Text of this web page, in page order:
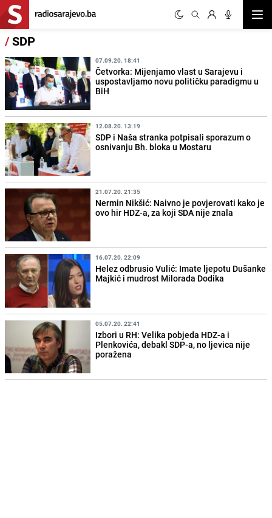
/SDP
07.09.20. 18:41
Četvorka: Mijenjamo vlast u Sarajevu i
uspostavljamo novu političku paradigmu u
BiH
12.08.20. 13:19
SDP i Naša stranka potpisali sporazum o
osnivanju Bh. bloka u Mostaru
21.07.20. 21:35
Nermin Nikšić: Naivno je povjerovati kako je
ovo hir HDZ-a, za koji SDA nije znala
16.07.20. 22:09
Helez odbrusio Vulić: Imate ljepotu Dušanke
Majkić i mudrost Milorada Dodika
05.07.20. 22:41
Izbori u RH: Velika pobjeda HDZ-a i
Plenkovića, debakl SDP-a, no ljevica nije
poražena